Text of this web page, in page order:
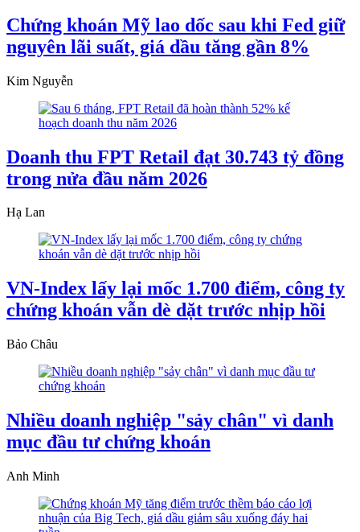
Chứng khoán Mỹ lao dốc sau khi Fed giữ
nguyên lãi suất, giá dầu tăng gần 8%
Kim Nguyễn
Doanh thu FPT Retail đạt 30.743 tỷ đồng
trong nửa đầu năm 2026
Hạ Lan
VN-Index lấy lại mốc 1.700 điểm, công ty
chứng khoán vẫn dè dặt trước nhịp hồi
Bảo Châu
Nhiều doanh nghiệp "sảy chân" vì danh
mục đầu tư chứng khoán
Anh Minh